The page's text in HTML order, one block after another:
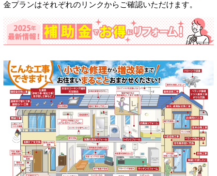
金プランはそれぞれのリンクからご確認いただけます。